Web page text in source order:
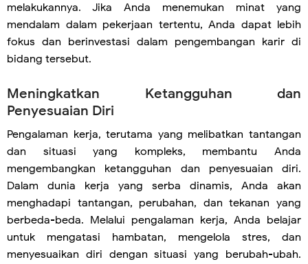
melakukannya. Jika Anda menemukan minat yang
mendalam dalam pekerjaan tertentu, Anda dapat lebih
fokus dan berinvestasi dalam pengembangan karir di
bidang tersebut.
Meningkatkan Ketangguhan dan
Penyesuaian Diri
Pengalaman kerja, terutama yang melibatkan tantangan
dan situasi yang kompleks, membantu Anda
mengembangkan ketangguhan dan penyesuaian diri.
Dalam dunia kerja yang serba dinamis, Anda akan
menghadapi tantangan, perubahan, dan tekanan yang
berbeda-beda. Melalui pengalaman kerja, Anda belajar
untuk mengatasi hambatan, mengelola stres, dan
menyesuaikan diri dengan situasi yang berubah-ubah.